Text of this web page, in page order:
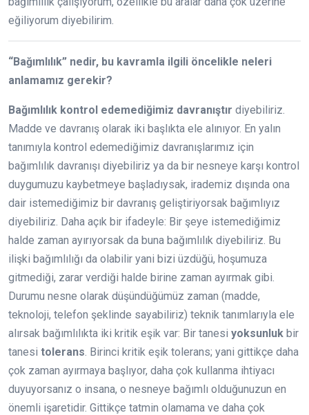
eğiliyorum diyebilirim.
“Bağımlılık” nedir, bu kavramla ilgili öncelikle neleri
anlamamız gerekir?
Bağımlılık kontrol edemediğimiz davranıştır diyebiliriz.
Madde ve davranış olarak iki başlıkta ele alınıyor. En yalın
tanımıyla kontrol edemediğimiz davranışlarımız için
bağımlılık davranışı diyebiliriz ya da bir nesneye karşı kontrol
duygumuzu kaybetmeye başladıysak, irademiz dışında ona
dair istemediğimiz bir davranış geliştiriyorsak bağımlıyız
diyebiliriz. Daha açık bir ifadeyle: Bir şeye istemediğimiz
halde zaman ayırıyorsak da buna bağımlılık diyebiliriz. Bu
ilişki bağımlılığı da olabilir yani bizi üzdüğü, hoşumuza
gitmediği, zarar verdiği halde birine zaman ayırmak gibi.
Durumu nesne olarak düşündüğümüz zaman (madde,
teknoloji, telefon şeklinde sayabiliriz) teknik tanımlarıyla ele
alırsak bağımlılıkta iki kritik eşik var: Bir tanesi yoksunluk bir
tanesi tolerans . Birinci kritik eşik tolerans; yani gittikçe daha
çok zaman ayırmaya başlıyor, daha çok kullanma ihtiyacı
duyuyorsanız o insana, o nesneye bağımlı olduğunuzun en
önemli işaretidir. Gittikçe tatmin olamama ve daha çok